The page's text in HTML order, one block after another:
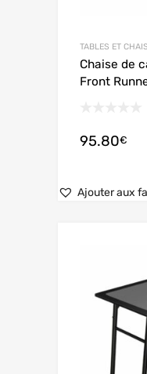
TABLES ET
Chaise de
Front
95.80€
Ajouter aux